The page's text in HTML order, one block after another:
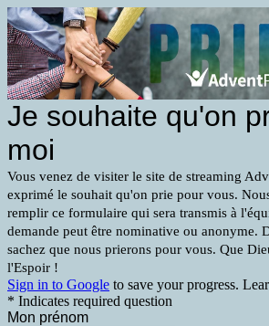
Je souhaite qu'on
moi
Vous venez de visiter le site de streaming
exprimé le souhait qu'on prie pour vous.
remplir ce formulaire qui sera transmis à
demande peut être nominative ou anonyme.
sachez que nous prierons pour vous. Que
l'Espoir !
Sign in to Google to save your progress.
* Indicates required question
Mon prénom